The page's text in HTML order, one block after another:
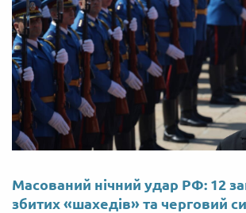
Масований нічний удар РФ: 12
збитих «шахедів» та черговий